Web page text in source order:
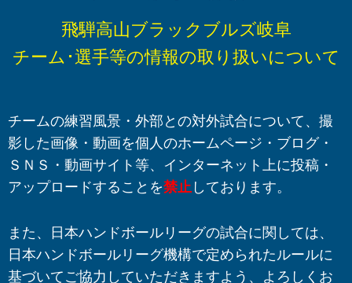
飛騨高山ブラックブルズ岐阜
チーム･選手等の情報の取り扱いについて
チームの練習風景・外部との対外試合について、撮
影した画像・動画を個人のホームページ・ブログ・
ＳＮＳ・動画サイト等、インターネット上に投稿・
アップロードすることを禁止 しております。
また、日本ハンドボールリーグの試合に関しては、
日本ハンドボールリーグ機構で定められたルールに
基づいてご協力していただきますよう、よろしくお